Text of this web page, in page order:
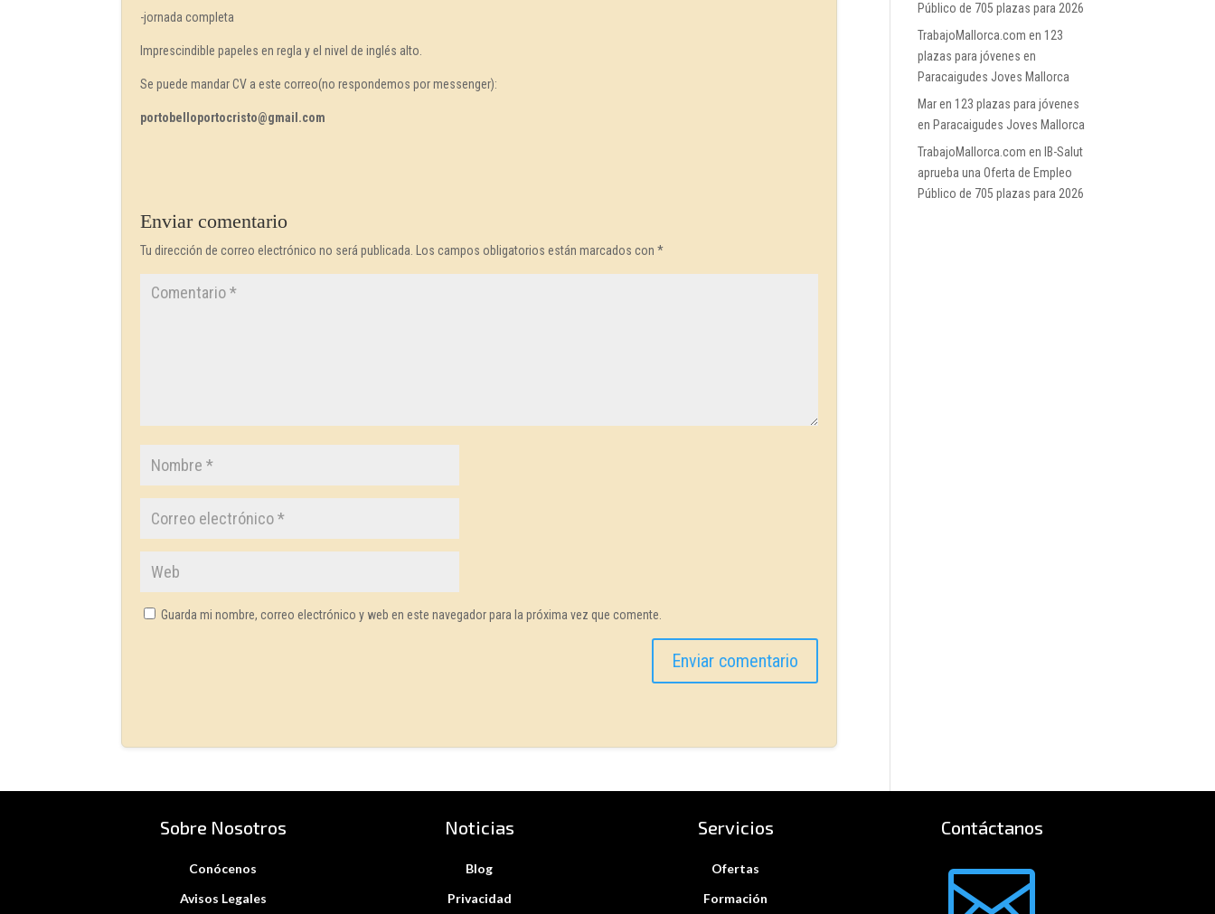
-jornada completa
Imprescindible papeles en regla y el nivel de inglés alto.
Se puede mandar CV a este correo(no respondemos por messenger):
portobelloportocristo@gmail.com
Enviar comentario
Tu dirección de correo electrónico no será publicada. Los campos obligatorios están marcados con*
Guarda mi nombre, correo electrónico y web en este navegador para la próxima vez que comente.
Público de 705 plazas para 2026
TrabajoMallorca.com en 123
plazas para jóvenes en
Paracaigudes Joves Mallorca
Maren 123 plazas para jóvenes
en Paracaigudes Joves Mallorca
TrabajoMallorca.com en IB-Salut
aprueba una Oferta de Empleo
Público de 705 plazas para 2026
Sobre Nosotros
Conócenos
Avisos Legales
Noticias
Blog
Privacidad
Servicios
Ofertas
Formación
Contáctanos